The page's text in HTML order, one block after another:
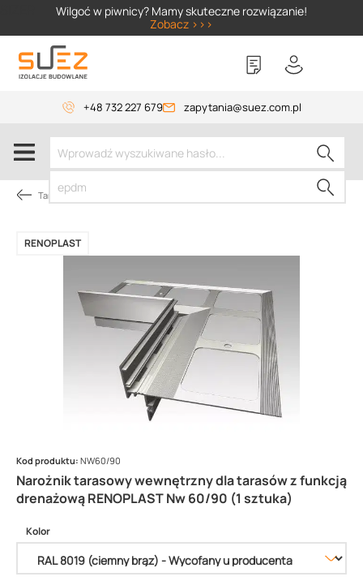
Wilgoć w piwnicy? Mamy skuteczne rozwiązanie!
Zobacz >>>
+48 732 227 679 zapytania@suez.com.pl
Tarasy i balkony pod płytki
Narożnik tarasowy wewnętrzny dla tarasów z funkcją
drenażową RENOPLAST Nw 60/90 (1 sztuka)
RENOPLAST
Kod produktu: NW60/90
Kolor